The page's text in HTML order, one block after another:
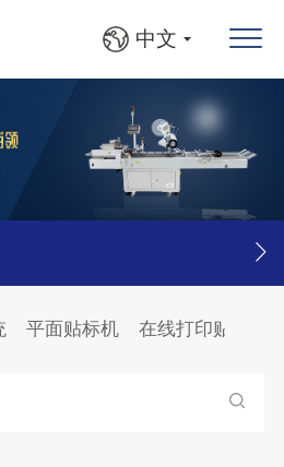
中文
平面贴标机 在线打印贴标机